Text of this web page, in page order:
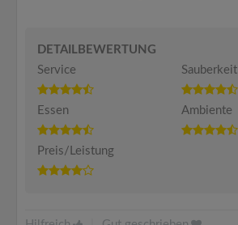
DETAILBEWERTUNG
Service
Sauberkeit
Essen Ambiente
Preis/Leistung